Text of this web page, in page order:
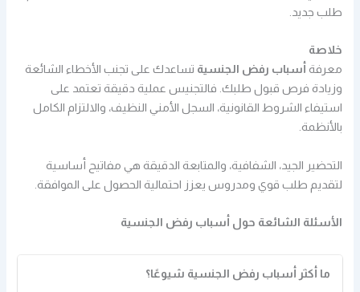
طلب جديد.
خلاصة
معرفة أسباب رفض الجنسية تساعدك على تجنب الأخطاء الشائعة
وزيادة فرص قبول طلبك. فالتجنيس عملية دقيقة تعتمد على
استيفاء الشروط القانونية، السجل الأمني النظيف، والالتزام الكامل
بالأنظمة.
التحضير الجيد، الشفافية، والمتابعة الدقيقة هي مفاتيح أساسية
لتقديم طلب قوي ومدروس يعزز احتمالية الحصول على الموافقة.
الأسئلة الشائعة حول أسباب رفض الجنسية
ما أكثر أسباب رفض الجنسية شيوعًا؟